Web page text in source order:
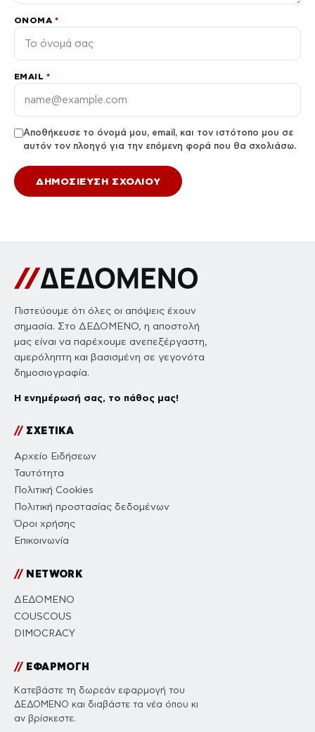
ΌΝΟΜΑ *
EMAIL *
Αποθήκευσε το όνομά μου, email, και τον ιστότοπο μου σε
αυτόν τον πλοηγό για την επόμενη φορά που θα σχολιάσω.
Πιστεύουμε ότι όλες οι απόψεις έχουν
σημασία. Στο ΔΕΔΟΜΕΝΟ, η αποστολή
μας είναι να παρέχουμε ανεπεξέργαστη,
αμερόληπτη και βασισμένη σε γεγονότα
δημοσιογραφία.
Η ενημέρωσή σας, το πάθος μας!
//ΣΧΕΤΙΚΑ
Αρχείο Ειδήσεων
Ταυτότητα
Πολιτική Cookies
Πολιτική προστασίας δεδομένων
Όροι χρήσης
Επικοινωνία
//NETWORK
ΔΕΔΟΜΕΝΟ
COUSCOUS
DIMOCRACY
//ΕΦΑΡΜΟΓΗ
Κατεβάστε τη δωρεάν εφαρμογή του
ΔΕΔΟΜΕΝΟ και διαβάστε τα νέα όπου κι
αν βρίσκεστε.